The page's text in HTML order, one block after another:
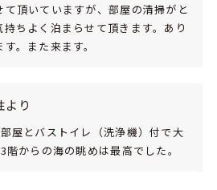
て頂いていますが、部屋の清掃がと
持ちよく泊まらせて頂きます。あり
。また来ます。
り
屋とバストイレ（洗浄機）付で大
階からの海の眺めは最高でした。